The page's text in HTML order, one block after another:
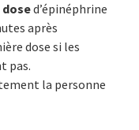
dosed’épinéphrine
après
dose si les
pas.
la personne